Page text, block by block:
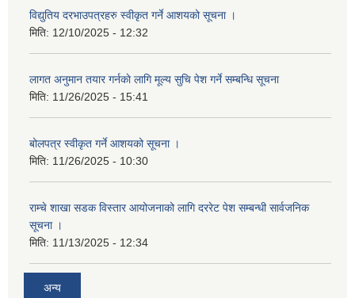
विद्युतिय दरभाउपत्रहरु स्वीकृत गर्ने आशयको सूचना ।
मिति: 12/10/2025 - 12:32
लागत अनुमान तयार गर्नकाे लागि मूल्य सुचि पेश गर्ने सम्बन्धि सूचना
मिति: 11/26/2025 - 15:41
बोलपत्र स्वीकृत गर्ने आशयको सूचना ।
मिति: 11/26/2025 - 10:30
राम्चे शाखा सडक विस्तार आयोजनाको लागि दररेट पेश सम्बन्धी सार्वजनिक
सूचना ।
मिति: 11/13/2025 - 12:34
अन्य